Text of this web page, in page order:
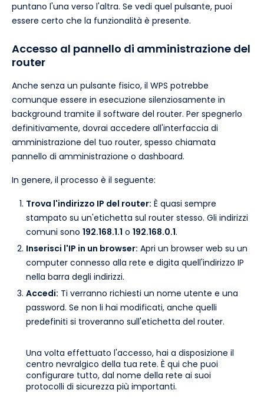
puntano l'una verso l'altra. Se vedi quel pulsante, puoi
essere certo che la funzionalità è presente.
Accesso al pannello di amministrazione del
router
Anche senza un pulsante fisico, il WPS potrebbe
comunque essere in esecuzione silenziosamente in
background tramite il software del router. Per spegnerlo
definitivamente, dovrai accedere all'interfaccia di
amministrazione del tuo router, spesso chiamata
pannello di amministrazione o dashboard.
In genere, il processo è il seguente:
Trova l'indirizzo IP del router: È quasi sempre
stampato su un'etichetta sul router stesso. Gli indirizzi
comuni sono 192.168.1.1 o 192.168.0.1.
Inserisci l'IP in un browser: Apri un browser web su un
computer connesso alla rete e digita quell'indirizzo IP
nella barra degli indirizzi.
Accedi: Ti verranno richiesti un nome utente e una
password. Se non li hai modificati, anche quelli
predefiniti si troveranno sull'etichetta del router.
Una volta effettuato l'accesso, hai a disposizione il
centro nevralgico della tua rete. È qui che puoi
configurare tutto, dal nome della rete ai suoi
protocolli di sicurezza più importanti.